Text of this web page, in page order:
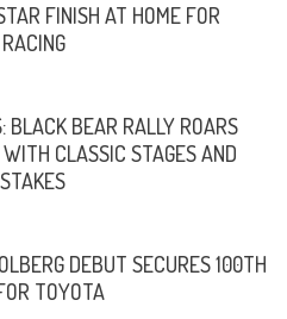
FINISH AT HOME FOR
BLACK BEAR RALLY ROARS
CLASSIC STAGES AND
DEBUT SECURES 100TH
TOYOTA